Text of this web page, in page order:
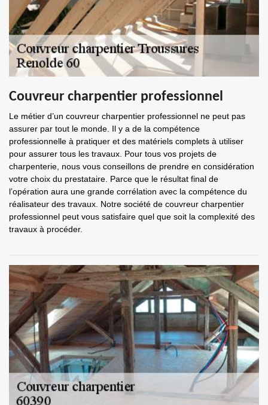
Couvreur charpentier professionnel
Le métier d’un couvreur charpentier professionnel ne peut pas
assurer par tout le monde. Il y a de la compétence
professionnelle à pratiquer et des matériels complets à utiliser
pour assurer tous les travaux. Pour tous vos projets de
charpenterie, nous vous conseillons de prendre en considération
votre choix du prestataire. Parce que le résultat final de
l’opération aura une grande corrélation avec la compétence du
réalisateur des travaux. Notre société de couvreur charpentier
professionnel peut vous satisfaire quel que soit la complexité des
travaux à procéder.